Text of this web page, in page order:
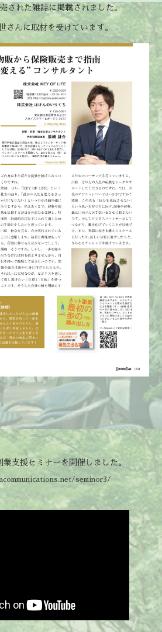
された雑誌に掲載されました。
さんに取材を受けています。
支援セミナーを開催しました。
seminor3/